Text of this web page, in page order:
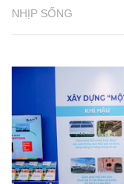
NHỊP SỐNG